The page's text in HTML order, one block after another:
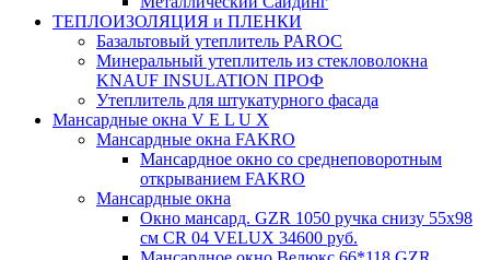
ТЕПЛОИЗОЛЯЦИЯ и ПЛЕНКИ
Базальтовый утеплитель PAROC
Минеральный утеплитель из стекловолокна
KNAUF INSULATION ПРОФ
Утеплитель для штукатурного фасада
Мансардные окна V E L U X
Мансардные окна FAKRO
Мансардное окно со среднеповоротным
открыванием FAKRO
Мансардные окна
Окно мансард. GZR 1050 ручка снизу 55х98
см CR 04 VELUX 34600 руб.